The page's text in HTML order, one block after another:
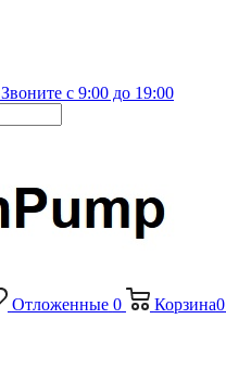
Звоните с 9:00 до 19:00
Отложенные 0 Корзина0